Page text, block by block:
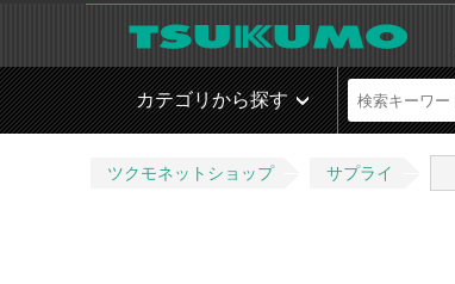
カテゴリから探す
ツクモネットショップ サプライ